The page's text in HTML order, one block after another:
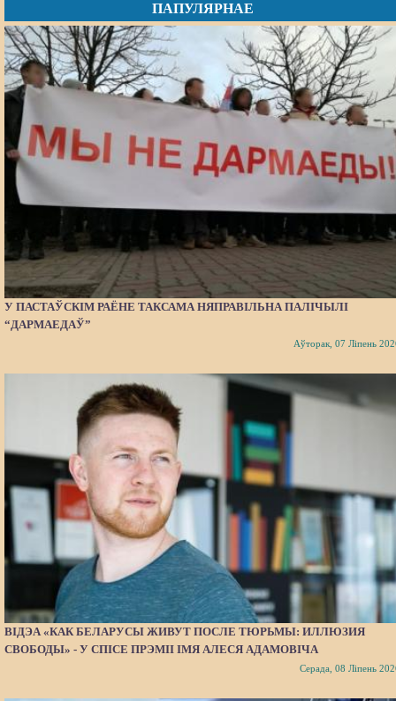
ПАПУЛЯРНАЕ
У ПАСТАЎСКІМ РАЁНЕ ТАКСАМА НЯПРАВІЛЬНА ПАЛІЧЫЛІ
“ДАРМАЕДАЎ”
Аўторак, 07 Ліпень
ВІДЭА «КАК БЕЛАРУСЫ ЖИВУТ ПОСЛЕ ТЮРЬМЫ: ИЛЛЮЗИЯ
СВОБОДЫ» - У СПІСЕ ПРЭМІІ ІМЯ АЛЕСЯ АДАМОВІЧА
Серада, 08 Ліпень